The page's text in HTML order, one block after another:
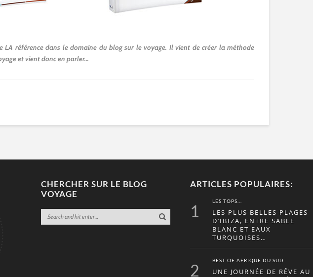
LA référence dans le domaine du blog sur le voyage. Il vient de créer la méthode
et vient donc en parler…
CHERCHER SUR LE BLOG
VOYAGE
ARTICLES POPULAIRES:
1
LES TOPS...
LES PLUS BELLES PLAGES
D’IBIZA, ENTRE SABLE
BLANC ET EAUX
TURQUOISES…
2
BEST OF AFRIQUE DU SUD
UNE JOURNÉE DE RÊVE AU